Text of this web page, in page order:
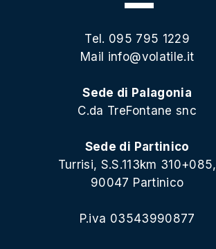
Tel. 095 795 1229
Mail info@volatile.it
Sede di Palagonia
C.da TreFontane snc
Sede di Partinico
Turrisi, S.S.113km 310+085,
90047 Partinico
P.iva 03543990877